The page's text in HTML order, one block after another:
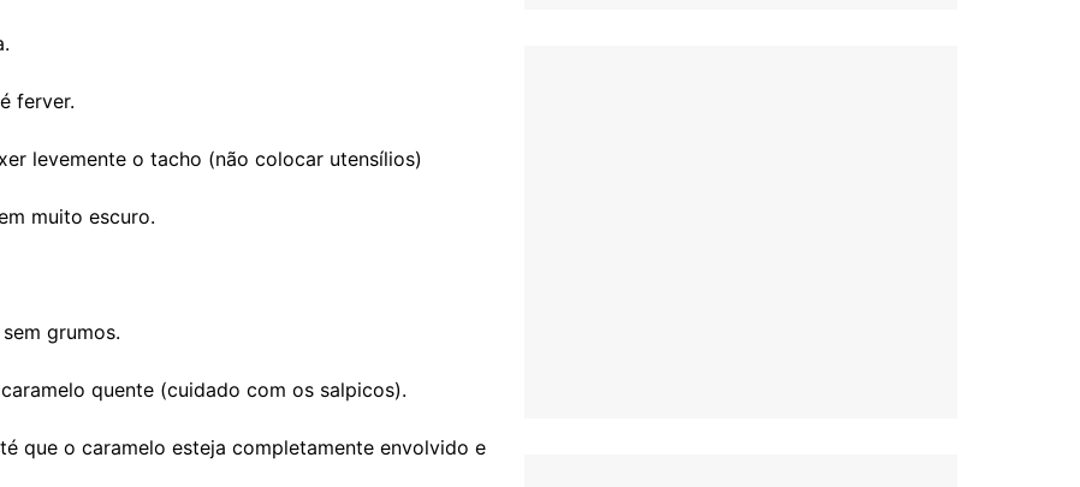
ferver.
levemente o tacho (não colocar utensílios)
muito escuro.
grumos.
quente (cuidado com os salpicos).
que o caramelo esteja completamente envolvido e